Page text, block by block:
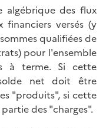
algébrique des flux
financiers versés (y
qualifiées de
pour l'ensemble
à terme. Si cette
net doit être
"produits", si cette
des "charges".